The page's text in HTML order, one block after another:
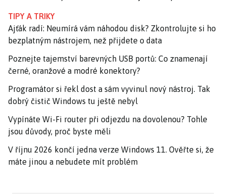
TIPY A TRIKY
Ajťák radí: Neumírá vám náhodou disk? Zkontrolujte si ho
bezplatným nástrojem, než přijdete o data
Poznejte tajemství barevných USB portů: Co znamenají
černé, oranžové a modré konektory?
Programátor si řekl dost a sám vyvinul nový nástroj. Tak
dobrý čistič Windows tu ještě nebyl
Vypínáte Wi-Fi router při odjezdu na dovolenou? Tohle
jsou důvody, proč byste měli
V říjnu 2026 končí jedna verze Windows 11. Ověřte si, že
máte jinou a nebudete mít problém